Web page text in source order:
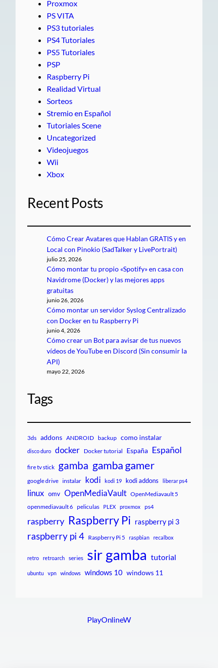
Proxmox
PS VITA
PS3 tutoriales
PS4 Tutoriales
PS5 Tutoriales
PSP
Raspberry Pi
Realidad Virtual
Sorteos
Stremio en Español
Tutoriales Scene
Uncategorized
Videojuegos
Wii
Xbox
Recent Posts
Cómo Crear Avatares que Hablan GRATIS y en
Local con Pinokio (SadTalker y LivePortrait)
julio 25, 2026
Cómo montar tu propio «Spotify» en casa con
Navidrome (Docker) y las mejores apps
gratuitas
junio 26, 2026
Cómo montar un servidor Syslog Centralizado
con Docker en tu Raspberry Pi
junio 4, 2026
Cómo crear un Bot para avisar de tus nuevos
vídeos de YouTube en Discord (Sin consumir la
API)
mayo 22, 2026
Tags
3ds addons ANDROID backup como instalar
disco duro docker Docker tutorial España Español
fire tv stick gamba gamba gamer
google drive instalar kodi kodi 19 kodi addons liberar ps4
linux omv OpenMediaVault OpenMediavault 5
openmediavault 6 peliculas PLEX proxmox ps4
raspberry Raspberry Pi raspberry pi 3
raspberry pi 4 Raspberry Pi 5 raspbian recalbox
retro retroarch series sir gamba tutorial
ubuntu vpn windows windows 10 windows 11
PlayOnlineW